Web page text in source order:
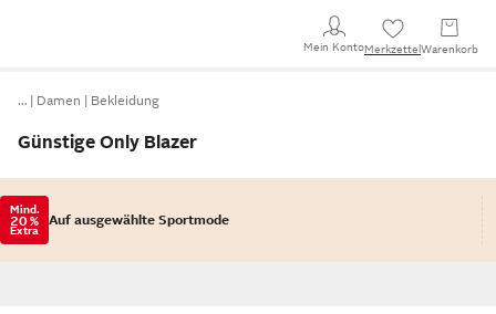
Mein KontoMerkzettel Warenkorb
… Damen Bekleidung
Günstige Only Blazer
Mind.
20 %
Extra
Auf ausgewählte Sportmode